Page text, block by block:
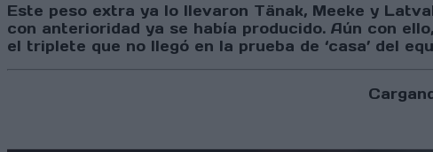
Este peso extra ya lo llevaron Tänak, Meeke y
con anterioridad ya se había producido. Aún con
el triplete que no llegó en la prueba de ‘casa’ del